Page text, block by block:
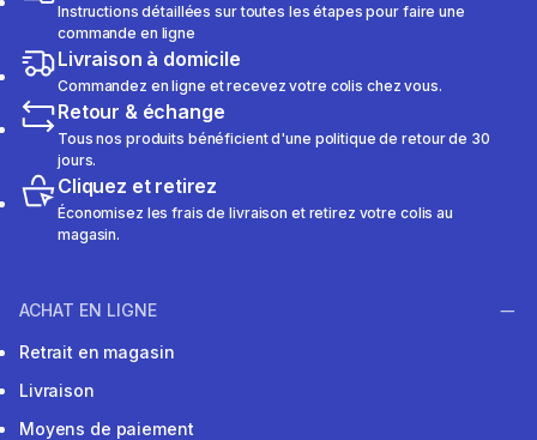
Instructions détaillées sur toutes les étapes pour faire une
commande en ligne
Livraison à domicile
Commandez en ligne et recevez votre colis chez vous.
Retour & échange
Tous nos produits bénéficient d'une politique de retour de 30
jours.
Cliquez et retirez
Économisez les frais de livraison et retirez votre colis au
magasin.
ACHAT EN LIGNE
Retrait en magasin
Livraison
Moyens de paiement